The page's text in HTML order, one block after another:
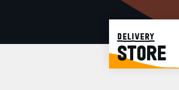
delivery
STORE